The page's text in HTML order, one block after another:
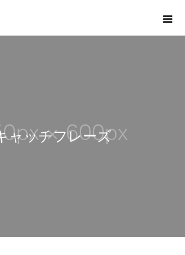
ャッチフレーズ